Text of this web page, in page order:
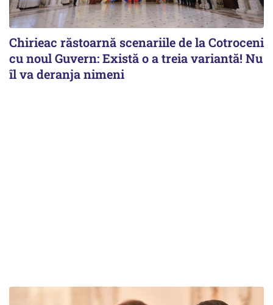
Chirieac răstoarnă scenariile de la Cotroceni
cu noul Guvern: Există o a treia variantă! Nu
îl va deranja nimeni